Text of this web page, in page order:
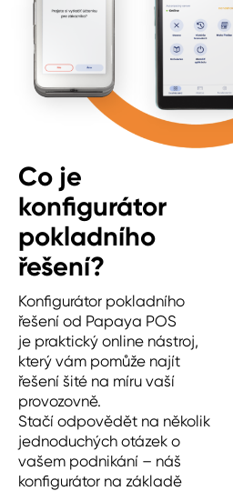
Co je
konfigurátor
pokladního
řešení?
Konfigurátor pokladního
řešení od Papaya POS
je praktický online nástroj,
který vám pomůže najít
řešení šité na míru vaší
provozovně.
Stačí odpovědět na několik
jednoduchých otázek o
vašem podnikání – náš
konfigurátor na základě